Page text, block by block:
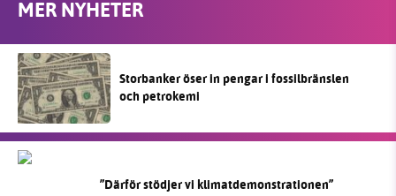
MER NYHETER
Storbanker öser in pengar i fossilbränslen
och petrokemi
”Därför stödjer vi klimatdemonstrationen”